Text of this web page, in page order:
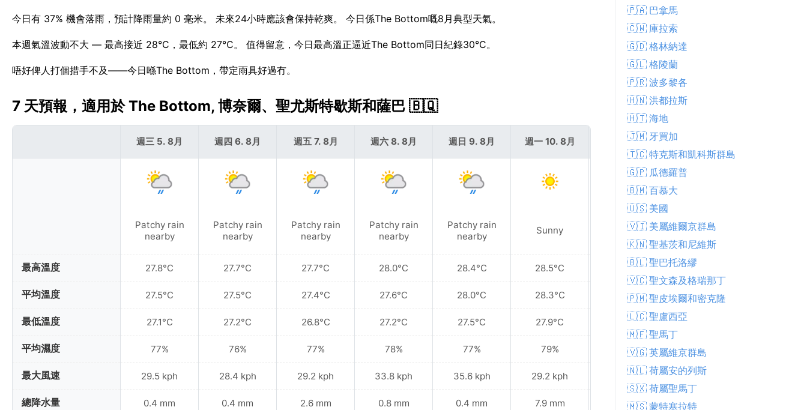
今日有 37% 機會落雨，預計降雨量約 0 毫米。 未來24小時應該會保持乾爽。 今日係The Bottom嘅8月典型天氣。
本週氣溫波動不大 — 最高接近 28°C，最低約 27°C。 值得留意，今日最高溫正逼近The Bottom同日紀錄30°C。
唔好俾人打個措手不及——今日喺The Bottom，帶定雨具好過冇。
7 天預報，適用於 The Bottom, 博奈爾、聖尤斯特歇斯和薩巴 🇧🇶
最高溫度
平均溫度
最低溫度
平均濕度
最大風速
總降水量
週三 5. 8月
Patchy rain
nearby
27.8°C
27.5°C
27.1°C
77%
29.5 kph
0.4 mm
週四 6. 8月
Patchy rain
nearby
27.7°C
27.5°C
27.2°C
76%
28.4 kph
0.4 mm
週五 7. 8月
Patchy rain
nearby
27.7°C
27.4°C
26.8°C
77%
29.2 kph
2.6 mm
週六 8. 8月
Patchy rain
nearby
28.0°C
27.6°C
27.2°C
78%
33.8 kph
0.8 mm
週日 9. 8月
Patchy rain
nearby
28.4°C
28.0°C
27.5°C
77%
35.6 kph
0.4 mm
週一 10. 8月
Sunny
28.5°C
28.3°C
27.9°C
79%
29.2 kph
7.9 mm
週二 11. 8月
Partly cloudy
27.9°C
27.7°C
27.6°C
77%
31.3 kph
0.0 mm
🇵🇦 巴拿馬
🇨🇼 庫拉索
🇬🇩 格林納達
🇬🇱 格陵蘭
🇵🇷 波多黎各
🇭🇳 洪都拉斯
🇭🇹 海地
🇯🇲 牙買加
🇹🇨 特克斯和凱科斯群島
🇬🇵 瓜德羅普
🇧🇲 百慕大
🇺🇸 美國
🇻🇮 美屬維爾京群島
🇰🇳 聖基茨和尼維斯
🇧🇱 聖巴托洛繆
🇻🇨 聖文森及格瑞那丁
🇵🇲 聖皮埃爾和密克隆
🇱🇨 聖盧西亞
🇲🇫 聖馬丁
🇻🇬 英屬維京群島
🇳🇱 荷屬安的列斯
🇸🇽 荷屬聖馬丁
🇲🇸 蒙特塞拉特